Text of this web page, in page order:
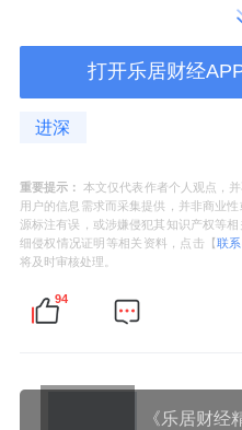
打开乐居财经
进深
重要提示： 本文仅代表作者个人观点，
用户的信息需求而采集提供，并非商业
源标注有误，或涉嫌侵犯其知识产权等
细侵权情况证明等相关资料，点击【联
将及时审核处理。
94
《乐居财经